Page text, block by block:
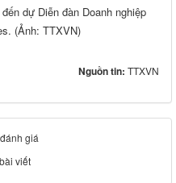
dự Diễn đàn Doanh nghiệp
(Ảnh: TTXVN)
Nguồn tin: TTXVN
giá
viết